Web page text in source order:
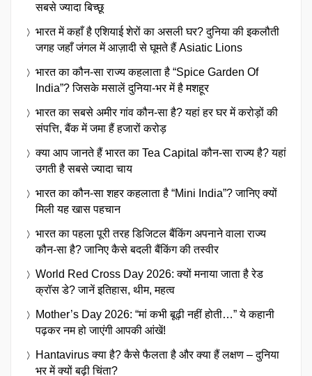
सबसे ज्यादा बिच्छू
भारत में कहाँ है एशियाई शेरों का असली घर? दुनिया की इकलौती
जगह जहाँ जंगल में आज़ादी से घूमते हैं Asiatic Lions
भारत का कौन-सा राज्य कहलाता है “Spice Garden Of
India”? जिसके मसालें दुनिया-भर में है मशहूर
भारत का सबसे अमीर गांव कौन-सा है? यहां हर घर में करोड़ों की
संपत्ति, बैंक में जमा हैं हजारों करोड़
क्या आप जानते हैं भारत का Tea Capital कौन-सा राज्य है? यहां
उगती है सबसे ज्यादा चाय
भारत का कौन-सा शहर कहलाता है “Mini India”? जानिए क्यों
मिली यह खास पहचान
भारत का पहला पूरी तरह डिजिटल बैंकिंग अपनाने वाला राज्य
कौन-सा है? जानिए कैसे बदली बैंकिंग की तस्वीर
World Red Cross Day 2026: क्यों मनाया जाता है रेड
क्रॉस डे? जानें इतिहास, थीम, महत्व
Mother’s Day 2026: “मां कभी बूढ़ी नहीं होती…” ये कहानी
पढ़कर नम हो जाएंगी आपकी आंखें!
Hantavirus क्या है? कैसे फैलता है और क्या हैं लक्षण – दुनिया
भर में क्यों बढ़ी चिंता?